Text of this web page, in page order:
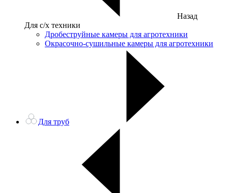
Назад
Для с/х техники
Дробеструйные камеры для агротехники
Окрасочно-сушильные камеры для агротехники
Для труб